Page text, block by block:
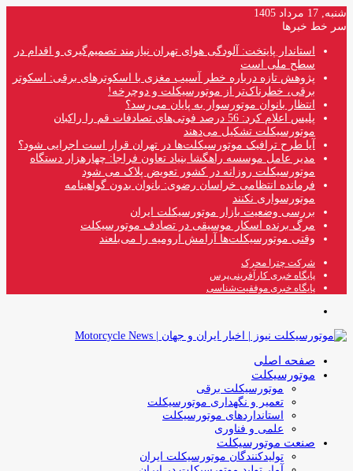
شنبه, 17 مرداد 1405
سر خط خبرها
استاندار پایتخت: آلودگی هوای تهران نیازمند تصمیم‌گیری و اقدام در
سطح ملی است
پژوهش تازه درباره خطر آسیب مغزی با اسکوترهای برقی: اسکوتر
برقی، خطرناک‌تر از موتورسیکلت و دوچرخه!
انتظار بانوان موتورسوار به پایان می‌رسد؟
پلیس اعلام کرد: 56 درصد فوتی‌های تصادفات قم را راکبان
موتورسیکلت تشکیل می‌دهند
آیا طرح ترافیک موتورسیکلت‌ها در تهران قرار است اجرایی شود؟
مدیر عامل موسسه راهگشا بنیاد تعاون فراجا: چهارهزار دستگاه
موتورسیکلت روزانه در کشور تعویض پلاک می شود
فرمانده انتظامی خراسان رضوی: بانوان بدون گواهینامه
موتورسواری نکنند
بررسی وضعیت بازار موتورسیکلت ایران
مرگ برنده اسکار موسیقی در تصادف موتورسیکلت
وقتی موتورسیکلت‌ها آرامش ارومیه را می‌بلعند
شرکت چترا محرک
پایگاه خبری کارآفرینی‌پرس
پایگاه خبری موفقیت‌شناسی
صفحه اصلی
موتورسیکلت
موتورسیکلت برقی
تعمیر و نگهداری موتورسیکلت
استانداردهای موتورسیکلت
علمی و فناوری
صنعت موتورسیکلت
تولیدکنندگان موتورسیکلت ایران